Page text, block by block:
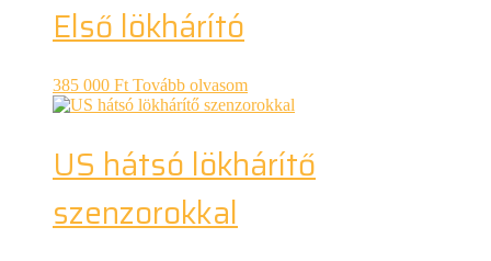
Első lökhárító
385 000 Ft Tovább olvasom
US hátsó lökhárítő
szenzorokkal